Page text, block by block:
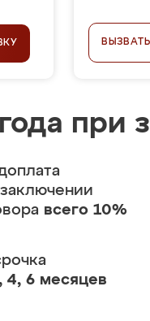
при
всего 10%
4, 6 месяцев